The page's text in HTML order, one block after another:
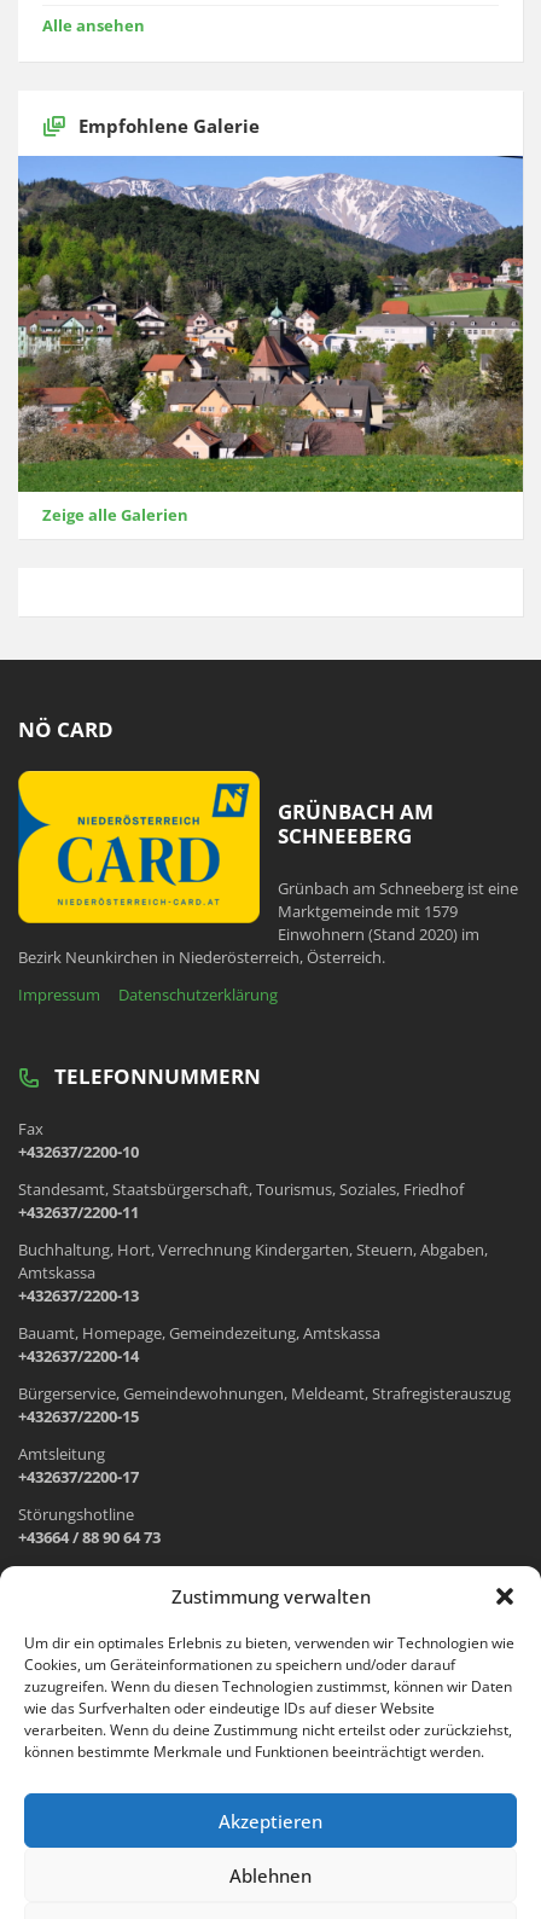
Zustimmung verwalten
Um dir ein optimales Erlebnis zu bieten, verwenden wir Technologien wie
Cookies, um Geräteinformationen zu speichern und/oder darauf
zuzugreifen. Wenn du diesen Technologien zustimmst, können wir Daten
wie das Surfverhalten oder eindeutige IDs auf dieser Website
verarbeiten. Wenn du deine Zustimmung nicht erteilst oder zurückziehst,
können bestimmte Merkmale und Funktionen beeinträchtigt werden.
Akzeptieren
Ablehnen
Alle ansehen
Empfohlene Galerie
Zeige alle Galerien
NÖ CARD
GRÜNBACH AM
SCHNEEBERG
Grünbach am Schneeberg ist eine
Marktgemeinde mit 1579
Einwohnern (Stand 2020) im
Bezirk Neunkirchen in Niederösterreich, Österreich.
Impressum
Datenschutzerklärung
TELEFONNUMMERN
Fax
+432637/2200-10
Standesamt, Staatsbürgerschaft, Tourismus, Soziales, Friedhof
+432637/2200-11
Buchhaltung, Hort, Verrechnung Kindergarten, Steuern, Abgaben,
Amtskassa
+432637/2200-13
Bauamt, Homepage, Gemeindezeitung, Amtskassa
+432637/2200-14
Bürgerservice, Gemeindewohnungen, Meldeamt, Strafregisterauszug
+432637/2200-15
Amtsleitung
+432637/2200-17
Störungshotline
+43664 / 88 90 64 73
ADRESSE UND ÖFFNUNGSZEITEN
Wr. Neustädter Straße 1
2733 Grünbach am Schneeberg
Öffnungszeiten Gemeindeamt:
Montag: 8.00 – 12.00 Uhr und 14.00 – 18.00 Uhr
Freitag: 8.00 – 12.00 Uhr
Email: